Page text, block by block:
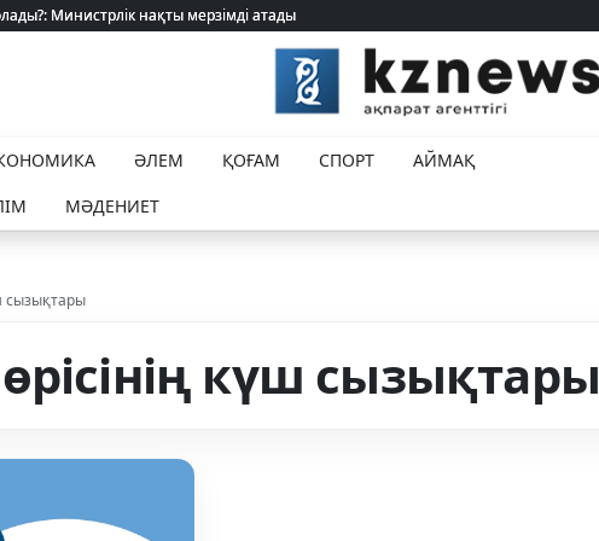
Министрлік нақты мерзімді атады
Министрлік нақты мерзімді атады
ӘЛЕМ ҚОҒАМ СПОРТ
АЙМАҚ
МӘДЕНИЕТ
сызықтары
күш сызықтары